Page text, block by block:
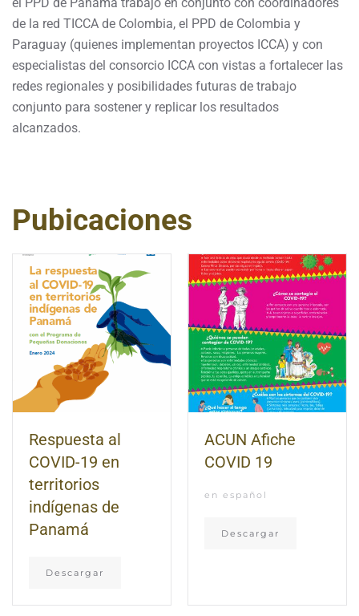
de la red TICCA de Colombia, el PPD de Colombia y
Paraguay (quienes implementan proyectos ICCA) y con
especialistas del consorcio ICCA con vistas a fortalecer las
redes regionales y posibilidades futuras de trabajo
conjunto para sostener y replicar los resultados
alcanzados.
Pubicaciones
Respuesta al
COVID-19 en
territorios
indígenas de
Panamá
Descargar
ACUN Afiche
COVID 19
en español
Descargar